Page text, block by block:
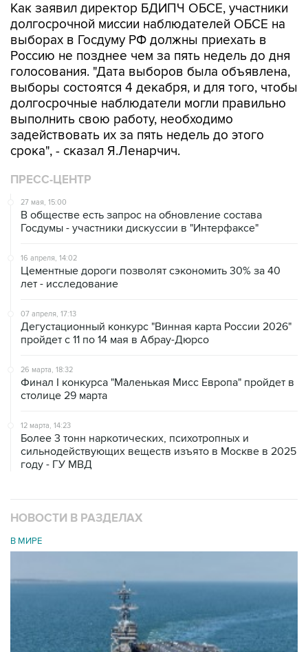
Как заявил директор БДИПЧ ОБСЕ, участники
долгосрочной миссии наблюдателей ОБСЕ на
выборах в Госдуму РФ должны приехать в
Россию не позднее чем за пять недель до дня
голосования. "Дата выборов была объявлена,
выборы состоятся 4 декабря, и для того, чтобы
долгосрочные наблюдатели могли правильно
выполнить свою работу, необходимо
задействовать их за пять недель до этого
срока", - сказал Я.Ленарчич.
ПРЕСС-ЦЕНТР
27 мая, 15:00
В обществе есть запрос на обновление состава
Госдумы - участники дискуссии в "Интерфаксе"
16 апреля, 14:02
Цементные дороги позволят сэкономить 30% за 40
лет - исследование
07 апреля, 17:13
Дегустационный конкурс "Винная карта России 2026"
пройдет с 11 по 14 мая в Абрау-Дюрсо
26 марта, 18:32
Финал I конкурса "Маленькая Мисс Европа" пройдет в
столице 29 марта
12 марта, 14:23
Более 3 тонн наркотических, психотропных и
сильнодействующих веществ изъято в Москве в 2025
году - ГУ МВД
НОВОСТИ В РАЗДЕЛАХ
В МИРЕ